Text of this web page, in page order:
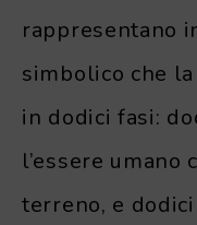
rappresentano
simbolico che
in dodici fasi:
l’essere umano
terreno, e